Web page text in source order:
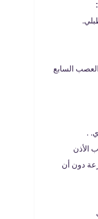
السابع
.
الأذن
دون أن